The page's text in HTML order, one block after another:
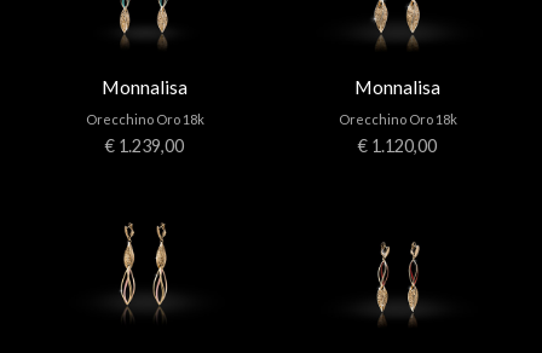
Monnalisa
Orecchino Oro 18k
€ 1.239,00
Monnalisa
Orecchino Oro 18k
€ 1.120,00